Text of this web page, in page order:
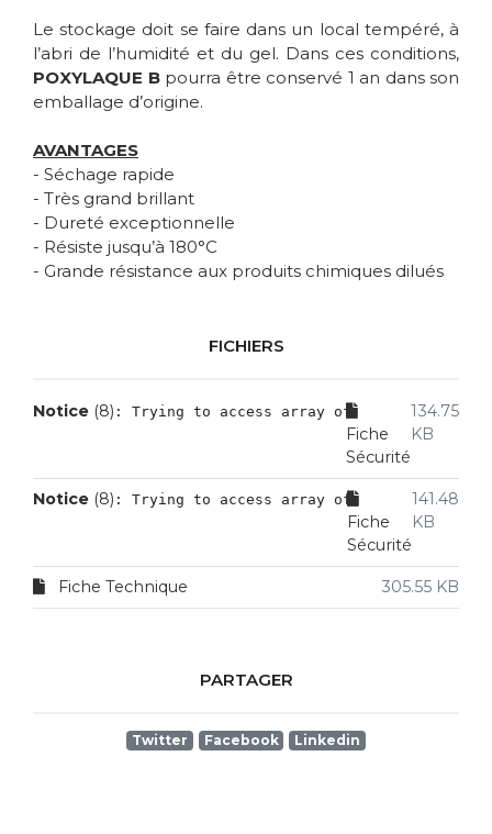
Le stockage doit se faire dans un local tempéré, à
l’abri de l’humidité et du gel. Dans ces conditions,
POXYLAQUE Bpourra être conservé 1 an dans son
emballage d’origine.
AVANTAGES
- Séchage rapide
- Très grand brillant
- Dureté exceptionnelle
- Résiste jusqu’à 180°C
- Grande résistance aux produits chimiques dilués
FICHIERS
Notice (8) : Trying to access array offset on value
Fiche
Sécurité
134.75
KB
Notice (8) : Trying to access array offset on value
Fiche
Sécurité
141.48
KB
Fiche Technique 305.55 KB
PARTAGER
Twitter Facebook Linkedin